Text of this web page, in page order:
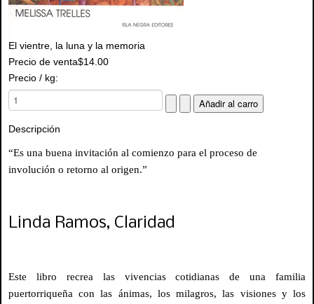
El vientre, la luna y la memoria
Precio de venta$14.00
Precio / kg:
Descripción
“Es una buena invitación al comienzo para el proceso de
involución o retorno al origen.”
Linda Ramos, Claridad
Este libro recrea las vivencias cotidianas de una familia
puertorriqueña con las ánimas, los milagros, las visiones y los